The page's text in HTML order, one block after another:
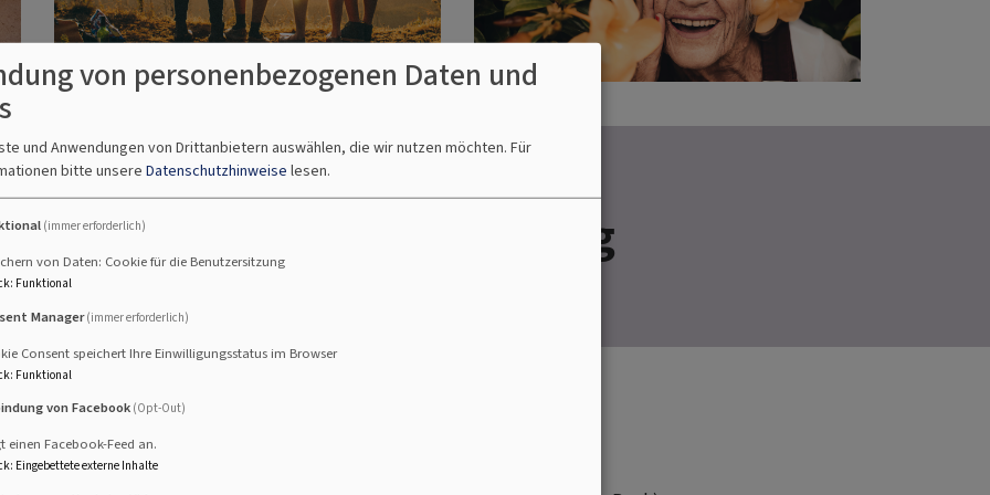
aus dem Dekanat Bamberg
von personenbezogenen Daten und
und Anwendungen von Drittanbietern auswählen, die wir nutzen möchten. Für
bitte unsere Datenschutzhinweise lesen.
(immer erforderlich)
von Daten: Cookie für die Benutzersitzung
: Funktional
Manager(immer erforderlich)
Consent speichert Ihre Einwilligungsstatus im Browser
: Funktional
von Facebook (Opt-Out)
einen Facebook-Feed an.
: Eingebettete externe Inhalte